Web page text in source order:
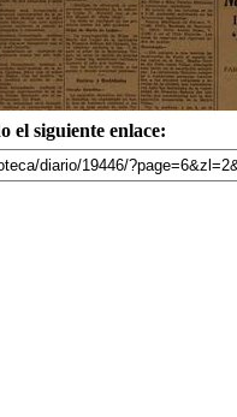
el siguiente enlace: